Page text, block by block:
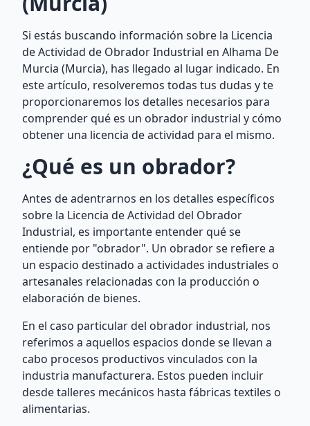
Si estás buscando información sobre la Licencia
de Actividad de Obrador Industrial en Alhama De
Murcia (Murcia), has llegado al lugar indicado. En
este artículo, resolveremos todas tus dudas y te
proporcionaremos los detalles necesarios para
comprender qué es un obrador industrial y cómo
obtener una licencia de actividad para el mismo.
¿Qué es un obrador?
Antes de adentrarnos en los detalles específicos
sobre la Licencia de Actividad del Obrador
Industrial, es importante entender qué se
entiende por "obrador". Un obrador se refiere a
un espacio destinado a actividades industriales o
artesanales relacionadas con la producción o
elaboración de bienes.
En el caso particular del obrador industrial, nos
referimos a aquellos espacios donde se llevan a
cabo procesos productivos vinculados con la
industria manufacturera. Estos pueden incluir
desde talleres mecánicos hasta fábricas textiles o
alimentarias.